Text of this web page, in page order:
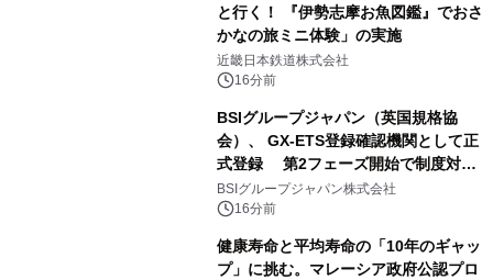
と行く！ 『伊勢志摩お魚図鑑』でおさ
かなの旅ミニ体験」の実施
近畿日本鉄道株式会社
16分前
BSIグループジャパン（英国規格協
会）、 GX-ETS登録確認機関として正
式登録 第2フェーズ開始で制度対応
が義務化、 企業の対応はどう変わるの
か？ 法的拘束力をもつGX-ETSの実
務ポイント解説セミナーの アーカイブ
動画を公開中
BSIグループジャパン株式会社
16分前
健康寿命と平均寿命の「10年のギャッ
プ」に挑む。マレーシア政府公認プロ